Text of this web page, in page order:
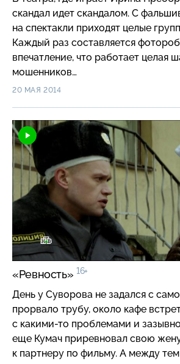
скандал идет скандалом. С
на спектакли приходят целые
Каждый раз составляется
впечатление, что работает целая
мошенников…
20 МАЯ 2014
«Ревность» 16+
День у Суворова не задался с
прорвало трубу, около кафе
с какими-то проблемами и
еще Кумач приревновал свою
к партнеру по фильму. А между